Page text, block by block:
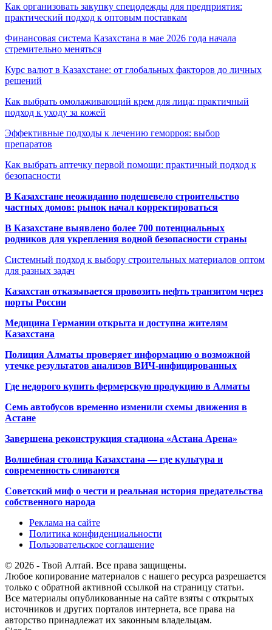
Как организовать закупку спецодежды для предприятия:
практический подход к оптовым поставкам
Финансовая система Казахстана в мае 2026 года начала
стремительно меняться
Курс валют в Казахстане: от глобальных факторов до личных
решений
Как выбрать омолаживающий крем для лица: практичный
подход к уходу за кожей
Эффективные подходы к лечению геморроя: выбор
препаратов
Как выбрать аптечку первой помощи: практичный подход к
безопасности
В Казахстане неожиданно подешевело строительство
частных домов: рынок начал корректироваться
В Казахстане выявлено более 700 потенциальных
родников для укрепления водной безопасности страны
Системный подход к выбору строительных материалов оптом
для разных задач
Казахстан отказывается провозить нефть транзитом через
порты России
Медицина Германии открыта и доступна жителям
Казахстана
Полиция Алматы проверяет информацию о возможной
утечке результатов анализов ВИЧ-инфицированных
Где недорого купить фермерскую продукцию в Алматы
Семь автобусов временно изменили схемы движения в
Астане
Завершена реконструкция стадиона «Астана Арена»
Волшебная столица Казахстана — где культура и
современность сливаются
Советский миф о чести и реальная история предательства
собственного народа
Реклама на сайте
Политика конфиденциальности
Пользовательское соглашение
© 2026 - Твой Алтай. Все права защищены.
Любое копирование материалов с нашего ресурса разрешается
только с обратной активной ссылкой на страницу статьи.
Все материалы опубликованные на сайте взяты с открытых
источников и других порталов интернета, все права на
авторство принадлежат их законным владельцам.